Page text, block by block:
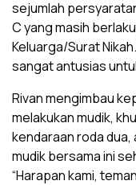
sejumlah
C yang masih
Keluarga/Surat
sangat antusias
Rivan mengimbau
melakukan mudik,
kendaraan roda
mudik bersama ini
“Harapan kami,